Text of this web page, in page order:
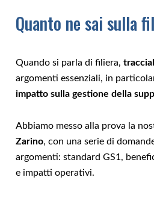
Quanto ne sai sulla
Quando si parla di filiera,
argomenti essenziali, in
impatto sulla gestione della
Abbiamo messo alla prova la
Zarino, con una serie di
argomenti: standard GS1,
e impatti operativi.